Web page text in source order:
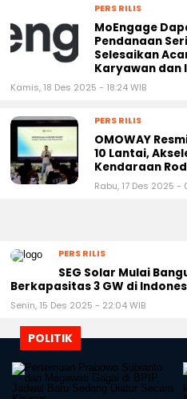
PERS RILIS
MoEngage
Pendanaan
Selesaikan
Karyawan dan
Kamis, 18 Des 2025 - 18:24 WIB
PERS RILIS
OMOWAY
10 Lantai,
Kendaraan
Rabu, 17 Des 2025 -
PERS RILIS
SEG Solar Mulai
Berkapasitas 3 GW di
Senin, 15 Des 2025 - 22:04 WIB
POLITIK